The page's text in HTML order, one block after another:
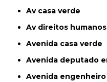
av casa verde
av direitos humanos
avenida casa verde
avenida deputado
avenida